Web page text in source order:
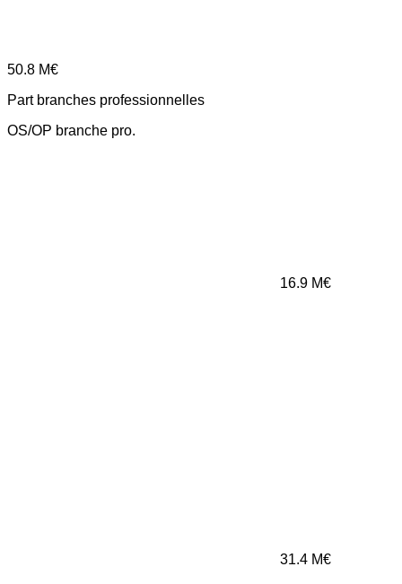
50.8 M€
Part branches professionnelles
OS/OP branche pro.
16.9 M€
31.4 M€